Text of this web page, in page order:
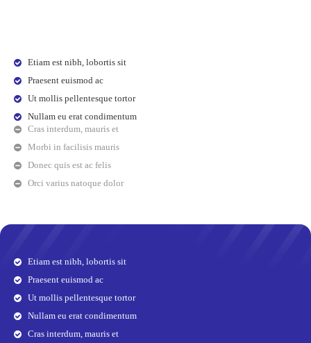
Etiam est nibh, lobortis sit
Praesent euismod ac
Ut mollis pellentesque tortor
Nullam eu erat condimentum
Cras interdum, mauris et
Morbi in facilisis mauris
Donec quis est ac felis
Orci varius natoque dolor
Etiam est nibh, lobortis sit
Praesent euismod ac
Ut mollis pellentesque tortor
Nullam eu erat condimentum
Cras interdum, mauris et